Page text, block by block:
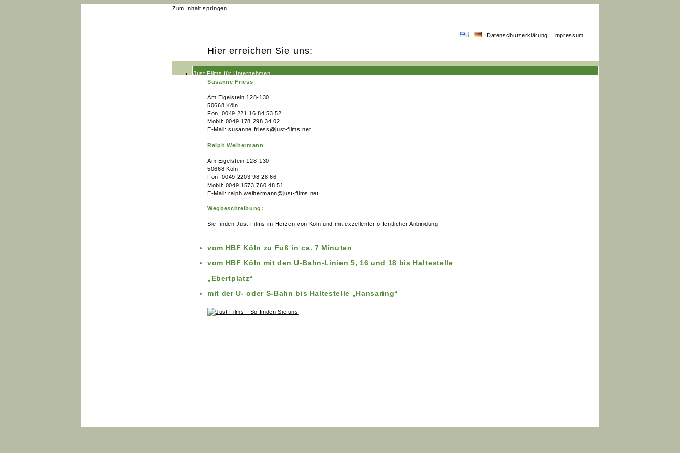
Zum Inhalt springen
Impressum
Datenschutzerklärung
Just Films für Unternehmen
News
Team
Kontakt
Hier erreichen Sie uns:
Susanne Friess
Am Eigelstein 128-130
50668 Köln
Fon: 0049.221.16 84 53 52
Mobil: 0049.178.298 34 02
E-Mail: susanne.friess@just-films.net
Ralph Weihermann
Am Eigelstein 128-130
50668 Köln
Fon: 0049.2203.98 28 66
Mobil: 0049.1573.760 48 51
E-Mail: ralph.weihermann@just-films.net
Wegbeschreibung:
Sie finden Just Films im Herzen von Köln und mit exzellenter öffentlicher Anbindung
vom HBF Köln zu Fuß in ca. 7 Minuten
vom HBF Köln mit den U-Bahn-Linien 5, 16 und 18 bis Haltestelle
„Ebertplatz“
mit der U- oder S-Bahn bis Haltestelle „Hansaring“